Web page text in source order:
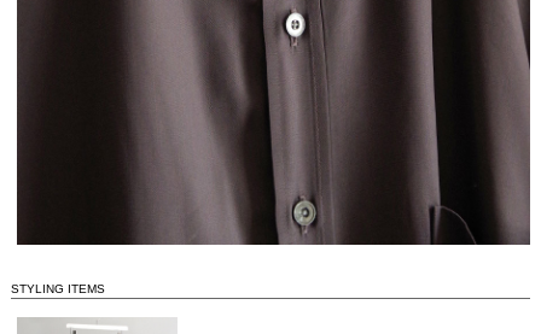
STYLING ITEMS